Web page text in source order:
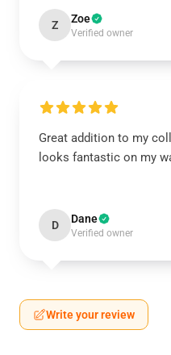
Z Zoe
Verified owner
Great addition to my
looks fantastic on my
D Dane
Verified owner
Write your review